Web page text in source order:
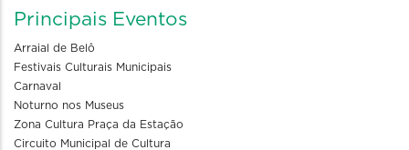
Principais Eventos
Arraial de Belô
Festivais Culturais Municipais
Carnaval
Noturno nos Museus
Zona Cultura Praça da Estação
Circuito Municipal de Cultura